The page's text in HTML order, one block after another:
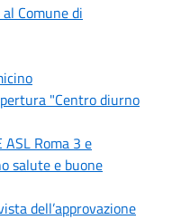
Comune di
"Centro diurno
ASL Roma 3 e
salute e buone
dell’approvazione